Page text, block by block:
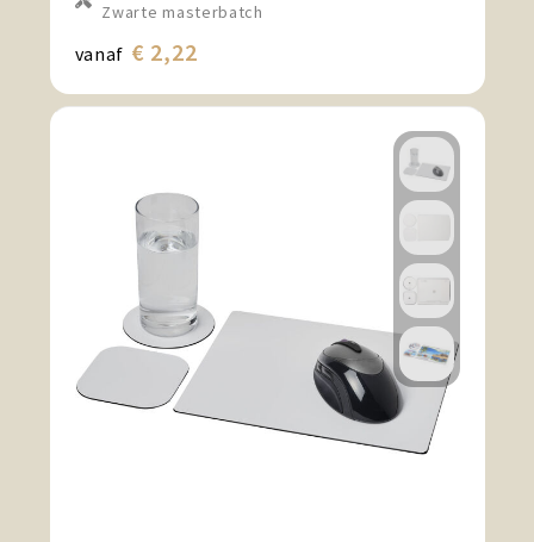
Zwarte masterbatch
vanaf € 2,22